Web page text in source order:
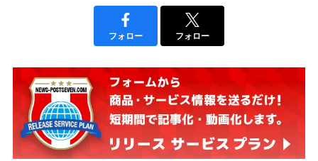
フォロー フォロー